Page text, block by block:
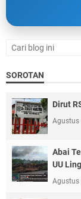
SOROTAN
Dirut
Agustus
Abai
UU
Agustus